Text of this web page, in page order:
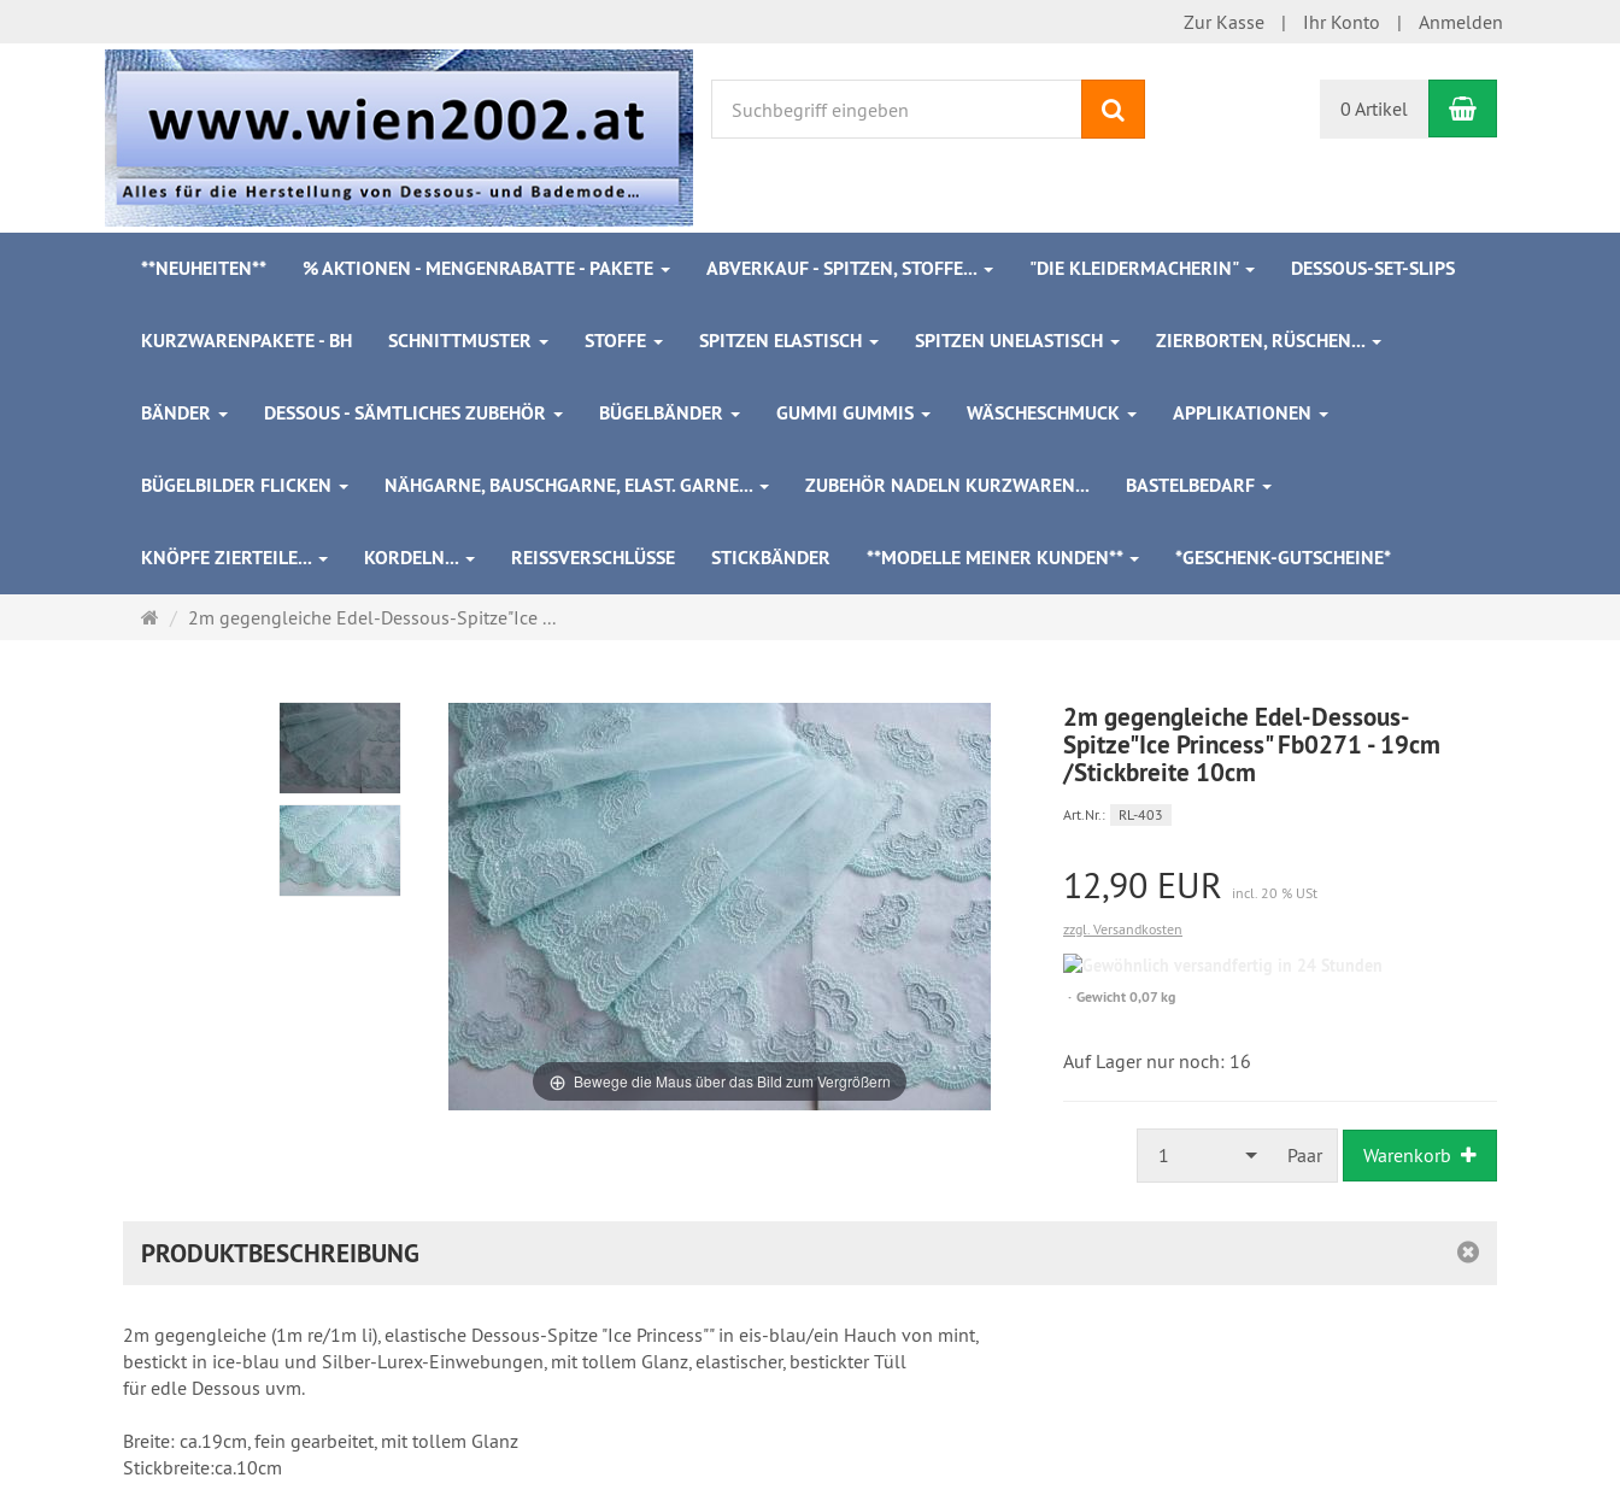
Zur Kasse Ihr Konto Anmelden
0 Artikel Warenkorb
**NEUHEITEN** % AKTIONEN - MENGENRABATTE - PAKETE ABVERKAUF - SPITZEN, STOFFE... "DIE KLEIDERMACHERIN" DESSOUS-SET-SLIPS
KURZWARENPAKETE - BH SCHNITTMUSTER STOFFE SPITZEN ELASTISCH SPITZEN UNELASTISCH ZIERBORTEN, RÜSCHEN...
BÄNDER DESSOUS - SÄMTLICHES ZUBEHÖR BÜGELBÄNDER GUMMI GUMMIS WÄSCHESCHMUCK APPLIKATIONEN
BÜGELBILDER FLICKEN NÄHGARNE, BAUSCHGARNE, ELAST. GARNE... ZUBEHÖR NADELN KURZWAREN... BASTELBEDARF
KNÖPFE ZIERTEILE... KORDELN... REISSVERSCHLÜSSE STICKBÄNDER **MODELLE MEINER KUNDEN** *GESCHENK-GUTSCHEINE*
Startseite
2m gegengleiche Edel-Dessous-Spitze"Ice ...
Bewege die Maus über das Bild zum Vergrößern
2m gegengleiche Edel-Dessous-
Spitze"Ice Princess" Fb0271 - 19cm
/Stickbreite 10cm
Art.Nr.: RL-403
12,90 EUR
incl. 20 % USt
zzgl. Versandkosten
Gewicht 0,07 kg
Auf Lager nur noch: 16
1 Paar Warenkorb
PRODUKTBESCHREIBUNG
2m gegengleiche (1m re/1m li), elastische Dessous-Spitze "Ice Princess"" in eis-blau/ein Hauch von mint,
bestickt in ice-blau und Silber-Lurex-Einwebungen, mit tollem Glanz, elastischer, bestickter Tüll
für edle Dessous uvm.
Breite: ca.19cm, fein gearbeitet, mit tollem Glanz
Stickbreite:ca.10cm